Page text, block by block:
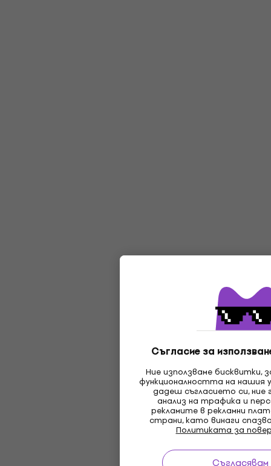
Съгласие за
Ние използваме бисквитки,
функционалността на нашия
дадеш съгласието си, ние
анализ на трафика и
рекламите в рекламни
страни, като винаги
Политиката за
Съгласявам